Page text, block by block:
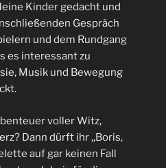
Kinder gedacht und
Gespräch
und dem Rundgang
es interessant zu
Musik und Bewegung
voller Witz,
Dann dürft ihr ,,Boris,
auf gar keinen Fall